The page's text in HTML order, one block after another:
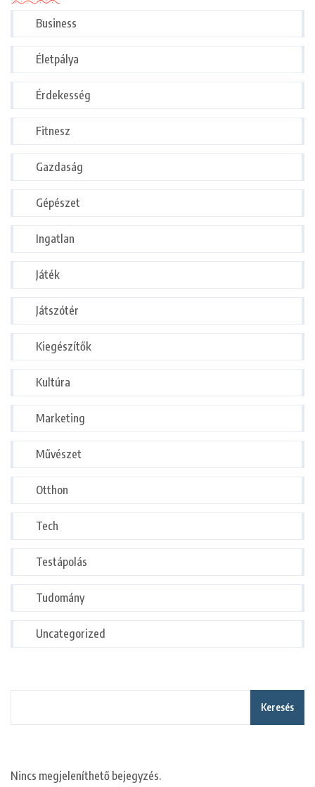
Business
Életpálya
Érdekesség
Fitnesz
Gazdaság
Gépészet
Ingatlan
Játék
Játszótér
Kiegészítők
Kultúra
Marketing
Művészet
Otthon
Tech
Testápolás
Tudomány
Uncategorized
Keresés
Nincs megjeleníthető bejegyzés.